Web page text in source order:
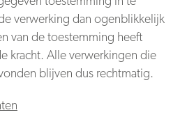
verwerking dan ogenblikkelijk
van de toestemming heeft
kracht. Alle verwerkingen die
blijven dus rechtmatig.